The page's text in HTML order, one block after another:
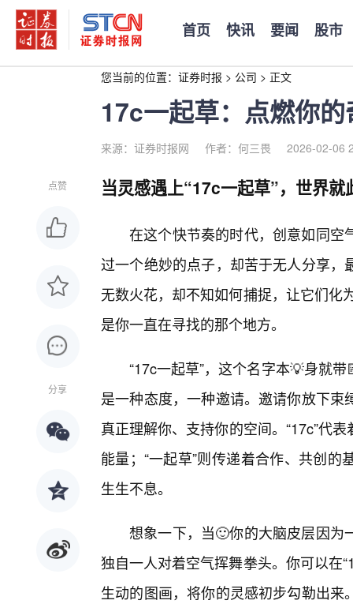
首页 快讯 要闻 股市
您当前的位置： 证券时报 > 公司 > 正文
17c一起草：点燃你
来源：证券时报网 作者：何三畏 2026-02-06
点赞
分享
当灵感遇上“17c一起草”，世界就
在这个快节奏的时代，创意如同空
过一个绝妙的点子，却苦于无人分享
无数火花，却不知如何捕捉，让它们化
是你一直在寻找的那个地方。
“17c一起草”，这个名字本💡身就
是一种态度，一种邀请。邀请你放下
真正理解你、支持你的空间。“17c”代
能量；“一起草”则传递着合作、共创
生生不息。
想象一下，当🙂你的大脑皮层因为
独自一人对着空气挥舞拳头。你可以在
生动的图画，将你的灵感初步勾勒出